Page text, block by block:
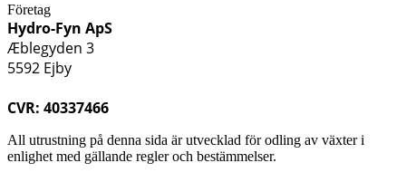
Företag
Hydro-Fyn ApS
Æblegyden 3
5592 Ejby
CVR: 40337466
All utrustning på denna sida är utvecklad för odling av växter i
enlighet med gällande regler och bestämmelser.